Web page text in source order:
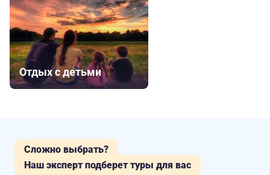
Отдых с детьми
Сложно выбрать?
Наш эксперт подберет туры для вас